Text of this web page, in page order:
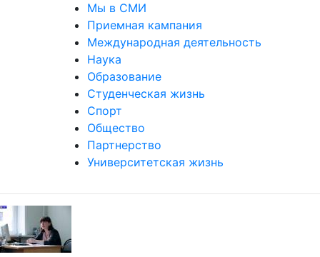
Мы в СМИ
Приемная кампания
Международная деятельность
Наука
Образование
Студенческая жизнь
Спорт
Общество
Партнерство
Университетская жизнь